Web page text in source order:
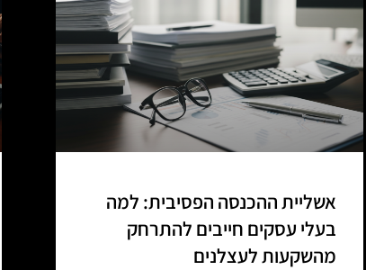
אשליית ההכנסה הפסיבית: למה
בעלי עסקים חייבים להתרחק
מהשקעות לעצלנים